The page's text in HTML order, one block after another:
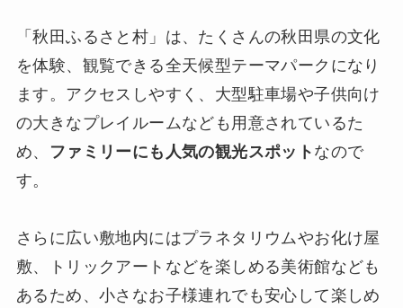
「秋田ふるさと村」は、たくさんの秋田県の文化
を体験、観覧できる全天候型テーマパークになり
ます。アクセスしやすく、大型駐車場や子供向け
の大きなプレイルームなども用意されているた
め、
ファミリーにも人気の観光スポット なので
す。
さらに広い敷地内にはプラネタリウムやお化け屋
敷、トリックアートなどを楽しめる美術館なども
あるため、小さなお子様連れでも安心して楽しめ